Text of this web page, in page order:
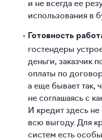
и не всегда ее
использования в
Готовность
гостендеры
деньги, заказчик
оплаты по
а еще бывает так,
не соглашаясь с
И кредит здесь
всю выгоду. Для
систем есть